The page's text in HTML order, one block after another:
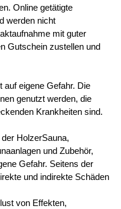
Online getätigte
werden nicht
mit guter
Gutschein zustellen und
auf eigene Gefahr. Die
genutzt werden, die
Krankheiten sind.
HolzerSauna,
und Zubehör,
Gefahr. Seitens der
und indirekte Schäden
von Effekten,